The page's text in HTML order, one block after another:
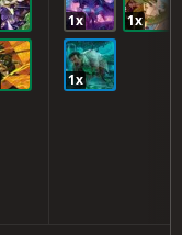
1x 1x
1x